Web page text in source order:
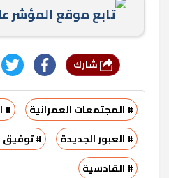
تابع موقع المؤشر
# المجتمعات العمرانية
#
# العبور الجديدة
# توفيق
# القادسية